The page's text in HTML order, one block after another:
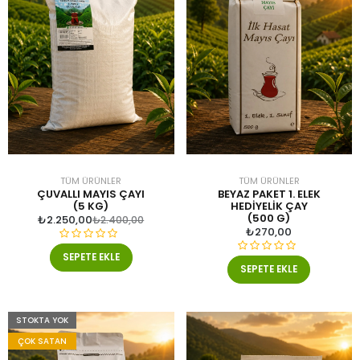
TÜM ÜRÜNLER
ÇUVALLI MAYIS ÇAYI
(5 KG)
₺2.400,00
₺2.250,00
5
ü
r
i
n
SEPETE EKLE
TÜM ÜRÜNLER
BEYAZ PAKET 1. ELEK
HEDIYELIK ÇAY
(500 G)
₺270,00
5
ü
e
r
i
SEPETE EKLE
STOKTA YOK
ÇOK SATAN